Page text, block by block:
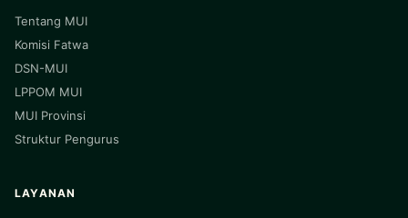
Tentang MUI
Komisi Fatwa
DSN-MUI
LPPOM MUI
MUI Provinsi
Struktur Pengurus
LAYANAN